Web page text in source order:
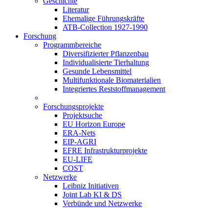
Literatur
Ehemalige Führungskräfte
ATB-Collection 1927-1990
Forschung
Programmbereiche
Diversifizierter Pflanzenbau
Individualisierte Tierhaltung
Gesunde Lebensmittel
Multifunktionale Biomaterialien
Integriertes Reststoffmanagement
Forschungsprojekte
Projektsuche
EU Horizon Europe
ERA-Nets
EIP-AGRI
EFRE Infrastrukturprojekte
EU-LIFE
COST
Netzwerke
Leibniz Initiativen
Joint Lab KI & DS
Verbünde und Netzwerke